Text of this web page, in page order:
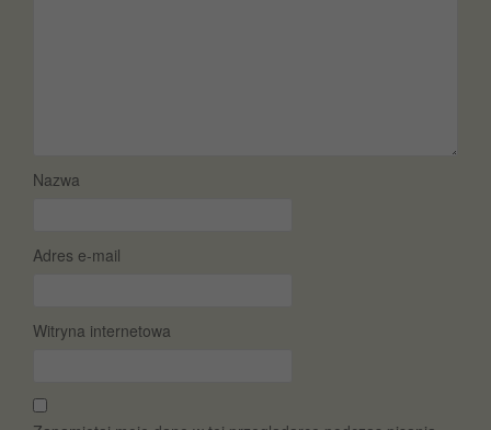
Nazwa
Adres e-mail
Witryna internetowa